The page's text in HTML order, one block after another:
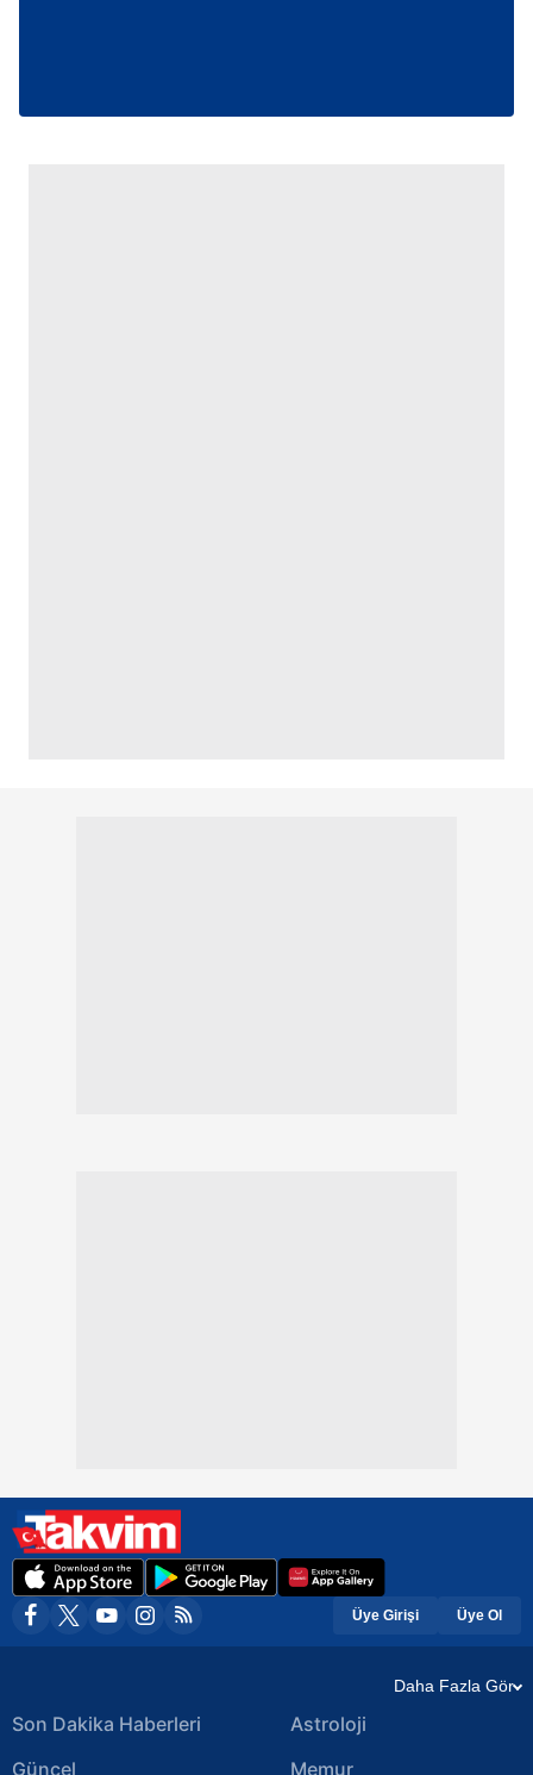
Üye Girişi Üye Ol
Daha Fazla Gör
Son Dakika Haberleri
Güncel
Astroloji
Memur